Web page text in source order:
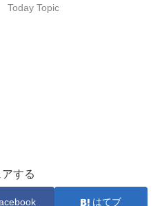
Today Topic
アする
はてブ